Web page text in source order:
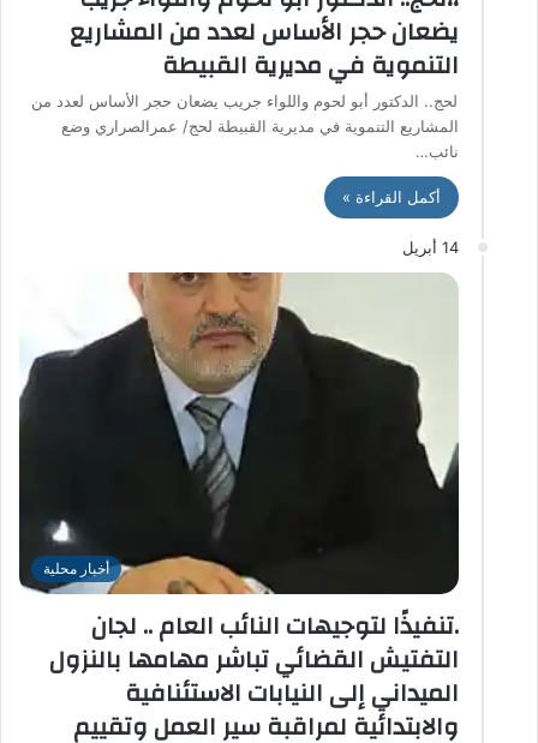
يضعان حجر الأساس لعدد من المشاريع
التنموية في مديرية القبيطة
لحج.. الدكتور أبو لحوم واللواء جريب يضعان حجر الأساس لعدد من
المشاريع التنموية في مديرية القبيطة لحج/ عمرالصراري وضع
نائب…
أكمل القراءة »
14 أبريل
أخبار محلية
.تنفيذًا لتوجيهات النائب العام .. لجان
التفتيش القضائي تباشر مهامها بالنزول
الميداني إلى النيابات الاستئنافية
والابتدائية لمراقبة سير العمل وتقييم